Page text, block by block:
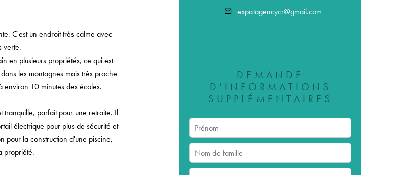
C'est un endroit très calme avec
verte.
en plusieurs propriétés, ce qui est
les montagnes mais très proche
environ 10 minutes des écoles.
tranquille, parfait pour une retraite. Il
électrique pour plus de sécurité et
pour la construction d'une piscine,
propriété.
expatagencycr@gmail.com
DEMANDE
D'INFORMATIONS
SUPPLÉMENTAIRES